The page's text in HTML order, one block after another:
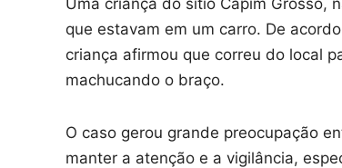
que estavam em um carro. De
criança afirmou que correu do local
machucando o braço.
O caso gerou grande preocupação
manter a atenção e a vigilância,